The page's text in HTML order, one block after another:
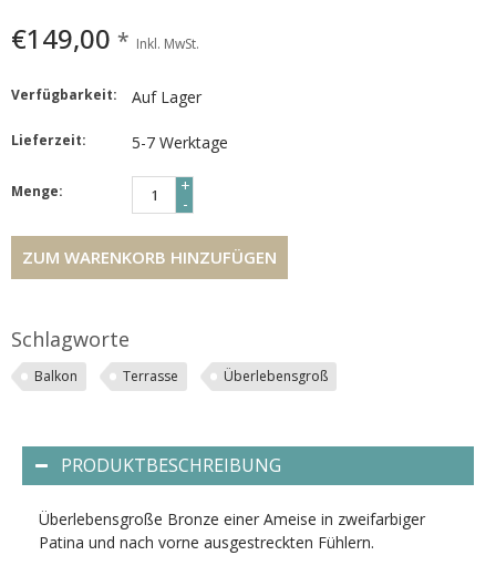
€149,00 * Inkl. MwSt.
Verfügbarkeit: Auf Lager
Lieferzeit: 5-7 Werktage
Menge:
+
-
ZUM WARENKORB HINZUFÜGEN
Schlagworte
Balkon Terrasse Überlebensgroß
PRODUKTBESCHREIBUNG
Überlebensgroße Bronze einer Ameise in zweifarbiger
Patina und nach vorne ausgestreckten Fühlern.